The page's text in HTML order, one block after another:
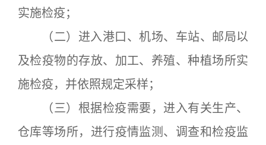
实施检疫；
（二）进入港口、机场、车站、邮局以
及检疫物的存放、加工、养殖、种植场所实
施检疫，并依照规定采样；
（三）根据检疫需要，进入有关生产、
仓库等场所，进行疫情监测、调查和检疫监